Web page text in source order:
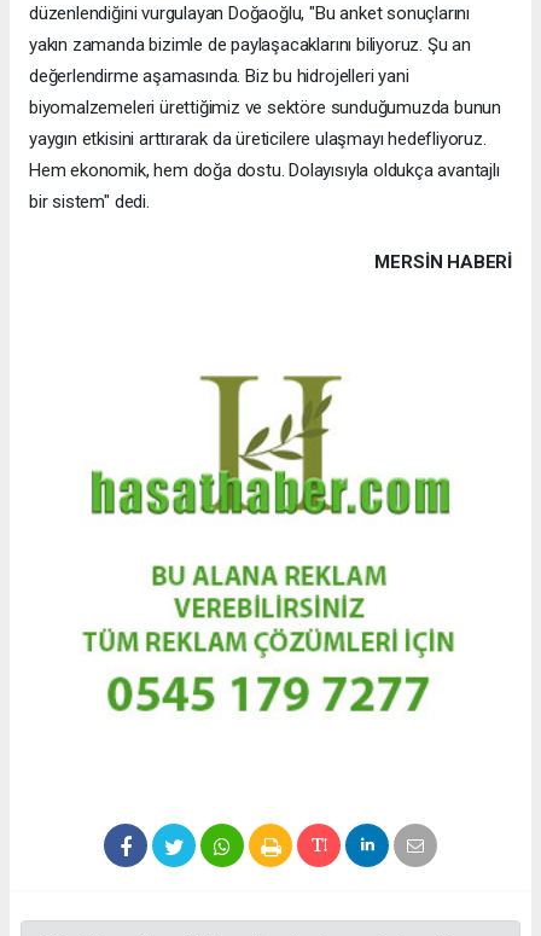
düzenlendiğini vurgulayan Doğaoğlu, "Bu anket sonuçlarını
yakın zamanda bizimle de paylaşacaklarını biliyoruz. Şu an
değerlendirme aşamasında. Biz bu hidrojelleri yani
biyomalzemeleri ürettiğimiz ve sektöre sunduğumuzda bunun
yaygın etkisini arttırarak da üreticilere ulaşmayı hedefliyoruz.
Hem ekonomik, hem doğa dostu. Dolayısıyla oldukça avantajlı
bir sistem" dedi.
MERSIN HABERİ